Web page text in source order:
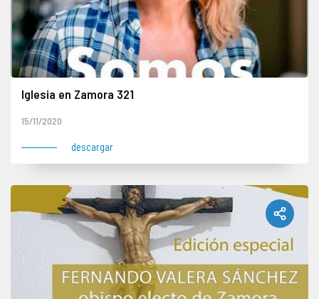
Iglesia en Zamora 321
15/11/2020
descargar